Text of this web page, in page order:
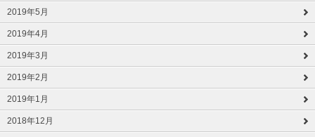
2019年5月
2019年4月
2019年3月
2019年2月
2019年1月
2018年12月